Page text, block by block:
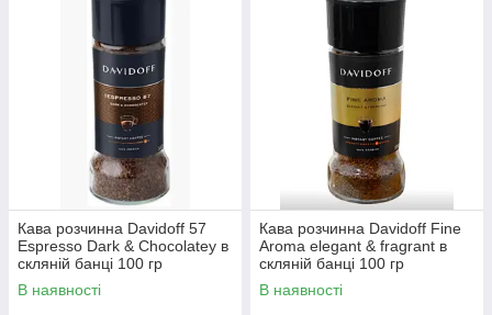
Кава розчинна Davidoff 57
Espresso Dark & Chocolatey в
скляній банці 100 гр
В наявності
Кава розчинна Davidoff Fine
Aroma elegant & fragrant в
скляній банці 100 гр
В наявності